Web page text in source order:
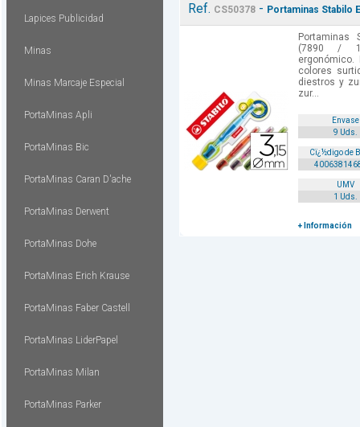
Lapices Publicidad
Minas
Minas Marcaje Especial
PortaMinas Apli
PortaMinas Bic
PortaMinas Caran D'ache
PortaMinas Derwent
PortaMinas Dohe
PortaMinas Erich Krause
PortaMinas Faber Castell
PortaMinas LiderPapel
PortaMinas Milan
PortaMinas Parker
Ref. CS50378- Portaminas Stabilo
Portaminas
(7890 / 1-
colores
diestros y
zur...
Envase
9 Uds.
Cï¿½digo de
UMV
1 Uds.
+ Información